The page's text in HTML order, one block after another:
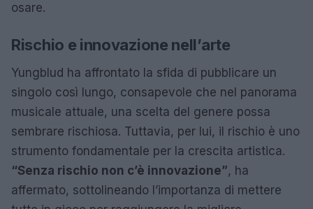
osare.
Rischio e innovazione nell’arte
Yungblud ha affrontato la sfida di pubblicare un
singolo così lungo, consapevole che nel panorama
musicale attuale, una scelta del genere possa
sembrare rischiosa. Tuttavia, per lui, il rischio è uno
strumento fondamentale per la crescita artistica.
“Senza rischio non c’è innovazione”, ha
affermato, sottolineando l’importanza di mettere